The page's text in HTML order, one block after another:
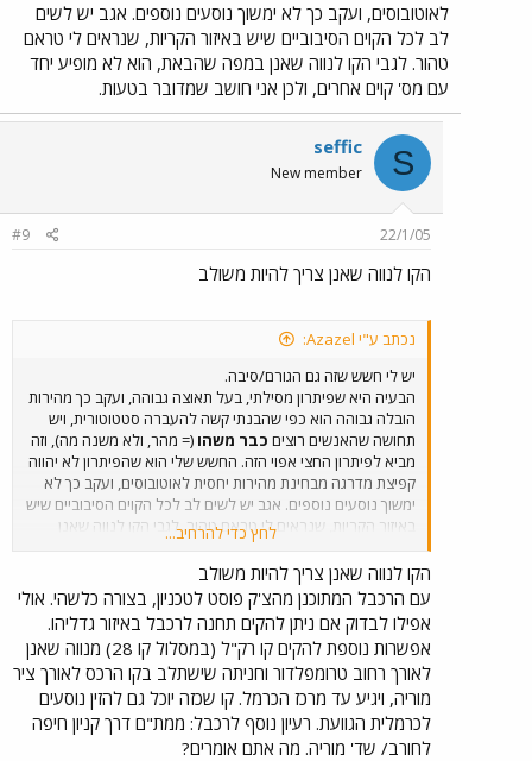
לאוטובוסים, ועקב כך לא ימשוך נוסעים נוספים. אגב יש לשים
לב לכל הקוים הסיבוביים שיש באיזור הקריות, שנראים לי טראם
טהור. לגבי הקו לנווה שאנן במפה שהבאת, הוא לא מופיע יחד
עם מס' קוים אחרים, ולכן אני חושב שמדובר בטעות.
S
seffic
New member
22/1/05
#9
הקו לנווה שאנן צריך להיות משולב
נכתב ע"י Azazel:
יש לי חשש שזה גם הגורם/סיבה.
הבעיה היא שפיתרון מסילתי, בעל תאוצה גבוהה, ועקב כך מהירות
הובלה גבוהה הוא כפי שהבנתי קשה להעברה סטטוטורית, ויש
תחושה שהאנשים רוצים כבר משהו (= מהר, ולא משנה מה), וזה
מביא לפיתרון החצי אפוי הזה. החשש שלי הוא שהפיתרון לא יהווה
קפיצת מדרגה מבחינת מהירות יחסית לאוטובוסים, ועקב כך לא
ימשוך נוסעים נוספים. אגב יש לשים לב לכל הקוים הסיבוביים שיש
באיזור הקריות, שנראים לי טראם טהור. לגבי הקו לנווה שאנן
במפה שהבאת, הוא לא מופיע יחד עם מס' קוים אחרים, ולכן אני
חושב שמדובר בטעות.
לחץ כדי להרחיב...
הקו לנווה שאנן צריך להיות משולב
עם הרכבל המתוכנן מהצ'ק פוסט לטכניון, בצורה כלשהי. אולי
אפילו לבדוק אם ניתן להקים תחנה לרכבל באיזור גדליהו.
אפשרות נוספת להקים קו רק"ל (במסלול קו 28) מנווה שאנן
לאורך רחוב טרומפלדור וחניתה שישתלב בקו הרכס לאורך ציר
מוריה, ויגיע עד מרכז הכרמל. קו שכזה יוכל גם להזין נוסעים
לכרמלית הגוועת. רעיון נוסף לרכבל: ממת"ם דרך קניון חיפה
לחורב/ שד' מוריה. מה אתם אומרים?